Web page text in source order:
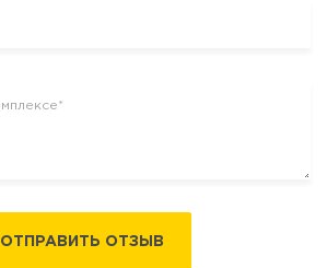
ОТПРАВИТЬ ОТЗЫВ